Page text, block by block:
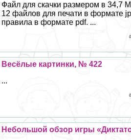
Файл для скачки размером в 34,7
12 файлов для печати в формате
правила в формате pdf. ...
Весёлые картинки, № 422
...
Небольшой обзор игры